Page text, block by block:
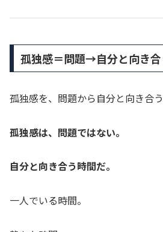
孤独感＝問題→自分と向き
孤独感を、問題から自分と向き合
孤独感は、問題ではない。
自分と向き合う時間だ。
一人でいる時間。